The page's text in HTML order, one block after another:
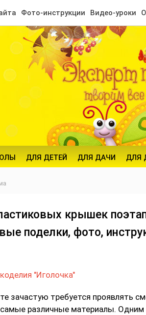
Фото-инструкции Видео-уроки
ДЛЯ ДЕТЕЙ ДЛЯ ДАЧИ ДЛЯ
крышек
поделки, фото,
"Иголочка"
зачастую требуется проявлять
различные материалы.